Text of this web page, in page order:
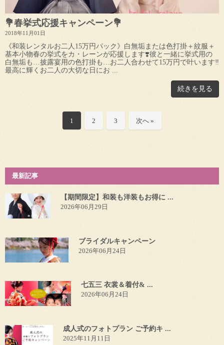
💐春挙式応援キャンペーン💐
2018年11月01日
《和装レンタルお二人15万円パック》白無垢または色打掛＋紋服＋
基本小物春の挙式をカ・レーンが応援します❣️彼と一緒に挙式用の
白無垢も…披露宴用の色打掛も…お二人合わせて15万円で叶います‼︎
最高に輝くお二人の大切な日にお ...
続きを見る
1 2 3 次へ »
最新記事
【期間限定】和装も洋装もお得に ...
2026年06月29日
ブライダルキャンペーン
2026年06月24日
七五三 衣裳＆着付& ...
2026年06月24日
成人式のフォトプラン ご予約キ ...
2025年11月11日